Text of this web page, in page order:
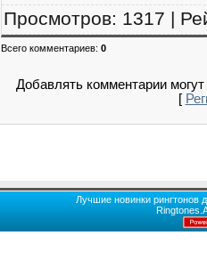
Просмотров: 1317 |
Всего комментариев: 0
Добавлять комментарии
[
Лучшие новинки рингтонов